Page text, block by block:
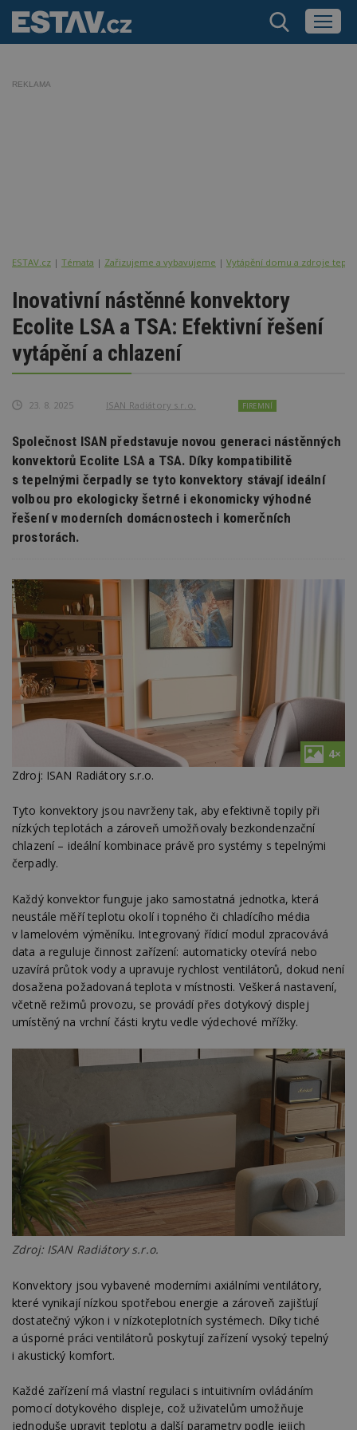
REKLAMA
ESTAV.cz Témata Zařizujeme a vybavujeme Vytápění domu a zdroje tepla
Inovativní nástěnné konvektory
Ecolite LSA a TSA: Efektivní řešení
vytápění a chlazení
23. 8. 2025 ISAN Radiátory s.r.o. FIREMNÍ
Společnost ISAN představuje novou generaci nástěnných
konvektorů Ecolite LSA a TSA. Díky kompatibilitě
s tepelnými čerpadly se tyto konvektory stávají ideální
volbou pro ekologicky šetrné i ekonomicky výhodné
řešení v moderních domácnostech i komerčních
prostorách.
4×
Zdroj: ISAN Radiátory s.r.o.
Tyto konvektory jsou navrženy tak, aby efektivně topily při
nízkých teplotách a zároveň umožňovaly bezkondenzační
chlazení – ideální kombinace právě pro systémy s tepelnými
čerpadly.
Každý konvektor funguje jako samostatná jednotka, která
neustále měří teplotu okolí i topného či chladícího média
v lamelovém výměníku. Integrovaný řídicí modul zpracovává
data a reguluje činnost zařízení: automaticky otevírá nebo
uzavírá průtok vody a upravuje rychlost ventilátorů, dokud není
dosažena požadovaná teplota v místnosti. Veškerá nastavení,
včetně režimů provozu, se provádí přes dotykový displej
umístěný na vrchní části krytu vedle výdechové mřížky.
Zdroj: ISAN Radiátory s.r.o.
Konvektory jsou vybavené moderními axiálními ventilátory,
které vynikají nízkou spotřebou energie a zároveň zajišťují
dostatečný výkon i v nízkoteplotních systémech. Díky tiché
a úsporné práci ventilátorů poskytují zařízení vysoký tepelný
i akustický komfort.
Každé zařízení má vlastní regulaci s intuitivním ovládáním
pomocí dotykového displeje, což uživatelům umožňuje
jednoduše upravit teplotu a další parametry podle jejich